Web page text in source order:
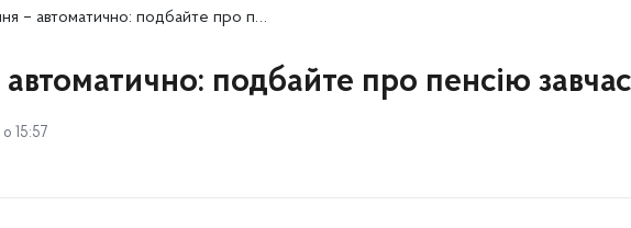
автоматично: подбайте про пенсію завчасно!
подбайте про пенсію
15:57